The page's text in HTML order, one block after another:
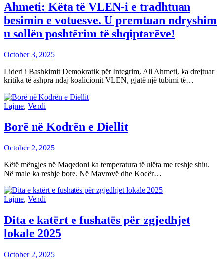
Ahmeti: Këta të VLEN-i e tradhtuan
besimin e votuesve. U premtuan ndryshim
u sollën poshtërim të shqiptarëve!
October 3, 2025
Lideri i Bashkimit Demokratik për Integrim, Ali Ahmeti, ka drejtuar
kritika të ashpra ndaj koalicionit VLEN, gjatë një tubimi të…
Lajme, Vendi
Borë në Kodrën e Diellit
October 2, 2025
Këtë mëngjes në Maqedoni ka temperatura të ulëta me reshje shiu.
Në male ka reshje bore. Në Mavrovë dhe Kodër…
Lajme, Vendi
Dita e katërt e fushatës për zgjedhjet
lokale 2025
October 2, 2025